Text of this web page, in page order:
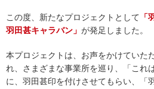
この度、新たなプロジェクトとして 「
羽田甚キャラバン」 が発足しました。
本プロジェクトは、お声をかけていた
れ、さまざまな事業所を巡り、「これ
に、羽田甚印を付けさせてもらい、「